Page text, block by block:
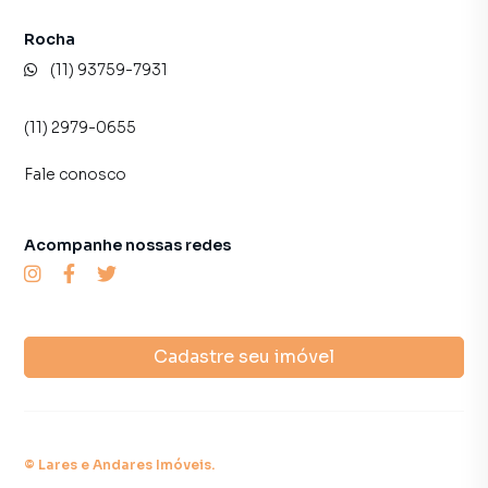
Rocha
(11) 93759-7931
(11) 2979-0655
Fale conosco
Cadastre seu imóvel
Acompanhe nossas redes
© Lares e Andares Imóveis.